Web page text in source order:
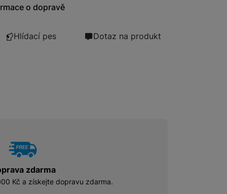
o dopravě
Hlídací pes
Dotaz na produkt
zdarma
Kč a získejte dopravu zdarma.